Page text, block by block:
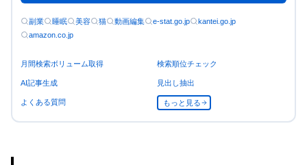
副業 睡眠 美容 猫 動画編集 e-stat.go.jp
kantei.go.jp
amazon.co.jp
月間検索ボリューム取得 検索順位チェック
AI記事生成 見出し抽出
よくある質問 もっと見る